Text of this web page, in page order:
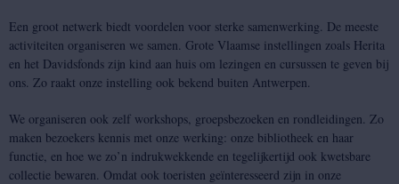
Een groot netwerk biedt voordelen voor sterke samenwerking. De meeste
activiteiten organiseren we samen. Grote Vlaamse instellingen zoals Herita
en het Davidsfonds zijn kind aan huis om lezingen en cursussen te geven bij
ons. Zo raakt onze instelling ook bekend buiten Antwerpen.
We organiseren ook zelf workshops, groepsbezoeken en rondleidingen. Zo
maken bezoekers kennis met onze werking: onze bibliotheek en haar
functie, en hoe we zo’n indrukwekkende en tegelijkertijd ook kwetsbare
collectie bewaren. Omdat ook toeristen geïnteresseerd zijn in onze